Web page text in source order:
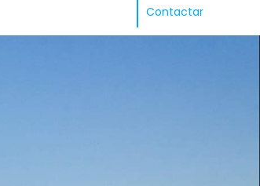
Contactar